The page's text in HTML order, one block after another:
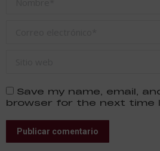
Save my name, email,
browser for the next time
Publicar comentario